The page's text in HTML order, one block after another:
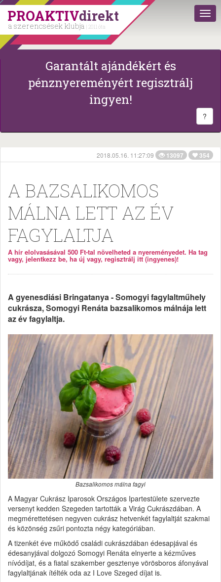
PROAKTIVdirekt
a szerencsések klubja | 2011 óta
Garantált ajándékért és
pénznyereményért regisztrálj
ingyen!
?
2018.05.16. 11:27:09 13097 354
A BAZSALIKOMOS
MÁLNA LETT AZ ÉV
FAGYLALTJA
A hír elolvasásával 500 Ft-tal növelheted a nyereményedet. Ha tag
vagy, jelentkezz be, ha új vagy, regisztrálj itt (ingyenes)!
A gyenesdiási Bringatanya - Somogyi fagylaltműhely
cukrásza, Somogyi Renáta bazsalikomos málnája lett
az év fagylaltja.
Bazsalikomos málna fagyi
A Magyar Cukrász Iparosok Országos Ipartestülete szervezte
versenyt kedden Szegeden tartották a Virág Cukrászdában. A
megmérettetésen negyven cukrász hetvenkét fagylaltját szakmai
és közönség zsűri pontozta négy kategóriában.
A tizenkét éve működő családi cukrászdában édesapjával és
édesanyjával dolgozó Somogyi Renáta elnyerte a kézműves
nívódíjat, és a fiatal szakember gesztenye vörösboros áfonyával
fagylaltjának ítélték oda az I Love Szeged díjat is.